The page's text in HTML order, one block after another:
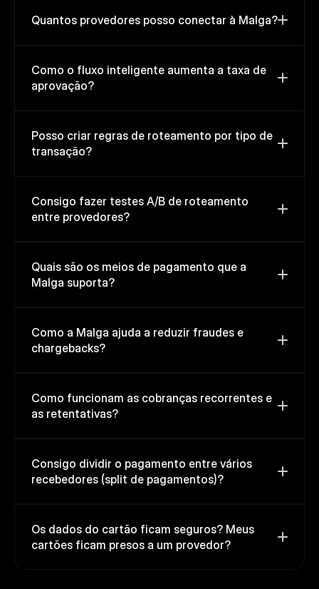
Quantos provedores posso conectar à Malga?
Como o fluxo inteligente aumenta a taxa de
aprovação?
Posso criar regras de roteamento por tipo de
transação?
Consigo fazer testes A/B de roteamento
entre provedores?
Quais são os meios de pagamento que a
Malga suporta?
Como a Malga ajuda a reduzir fraudes e
chargebacks?
Como funcionam as cobranças recorrentes e
as retentativas?
Consigo dividir o pagamento entre vários
recebedores (split de pagamentos)?
Os dados do cartão ficam seguros? Meus
cartões ficam presos a um provedor?